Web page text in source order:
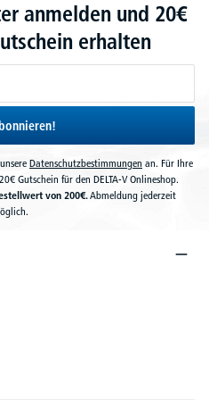
anmelden und 20€
erhalten
Datenschutzbestimmungen an. Für Ihre
Gutschein für den DELTA-V Onlineshop.
von 200€.Abmeldung jederzeit